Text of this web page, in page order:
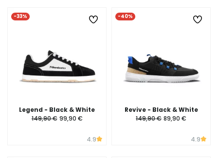
-33%
Legend - Black & White
149,90 € 99,90 €
4.9
-40%
Revive - Black & White
149,90 € 89,90 €
4.9